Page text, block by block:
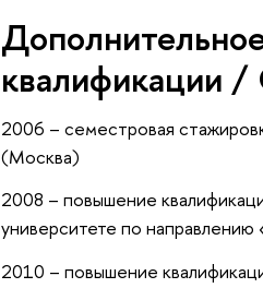
квалификации
2006 – семестровая
(Москва)
2008 – повышение
университете по
2010 – повышение